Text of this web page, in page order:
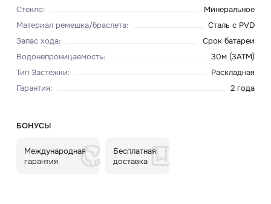
Стекло:
Минеральное
Материал ремешка/браслета:
Сталь с PVD
Запас хода:
Срок батареи
Водонепроницаемость:
30м (3ATM)
Тип Застежки:
Раскладная
Гарантия: 2 года
БОНУСЫ
Международная
гарантия
Бесплатная
доставка